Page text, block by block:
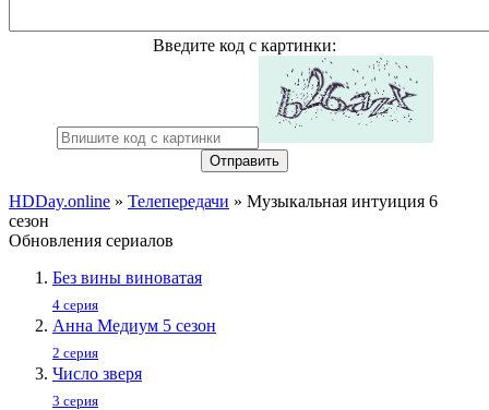
Введите код с картинки:
Отправить
HDDay.online » Телепередачи » Музыкальная интуиция 6
сезон
Обновления сериалов
Без вины виноватая
4 серия
Анна Медиум 5 сезон
2 серия
Число зверя
3 серия